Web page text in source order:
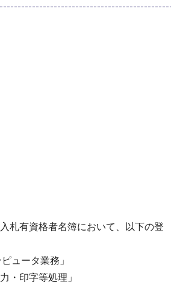
札有資格者名簿において、以下の登
ュータ業務」
印字等処理」